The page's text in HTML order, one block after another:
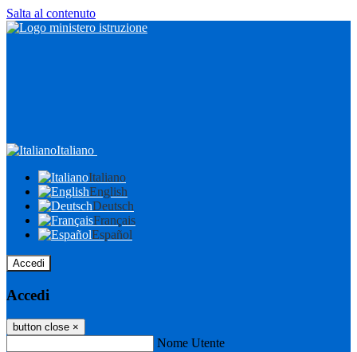
Salta al contenuto
Italiano
Italiano
English
Deutsch
Français
Español
Accedi
Accedi
button close ×
Nome Utente